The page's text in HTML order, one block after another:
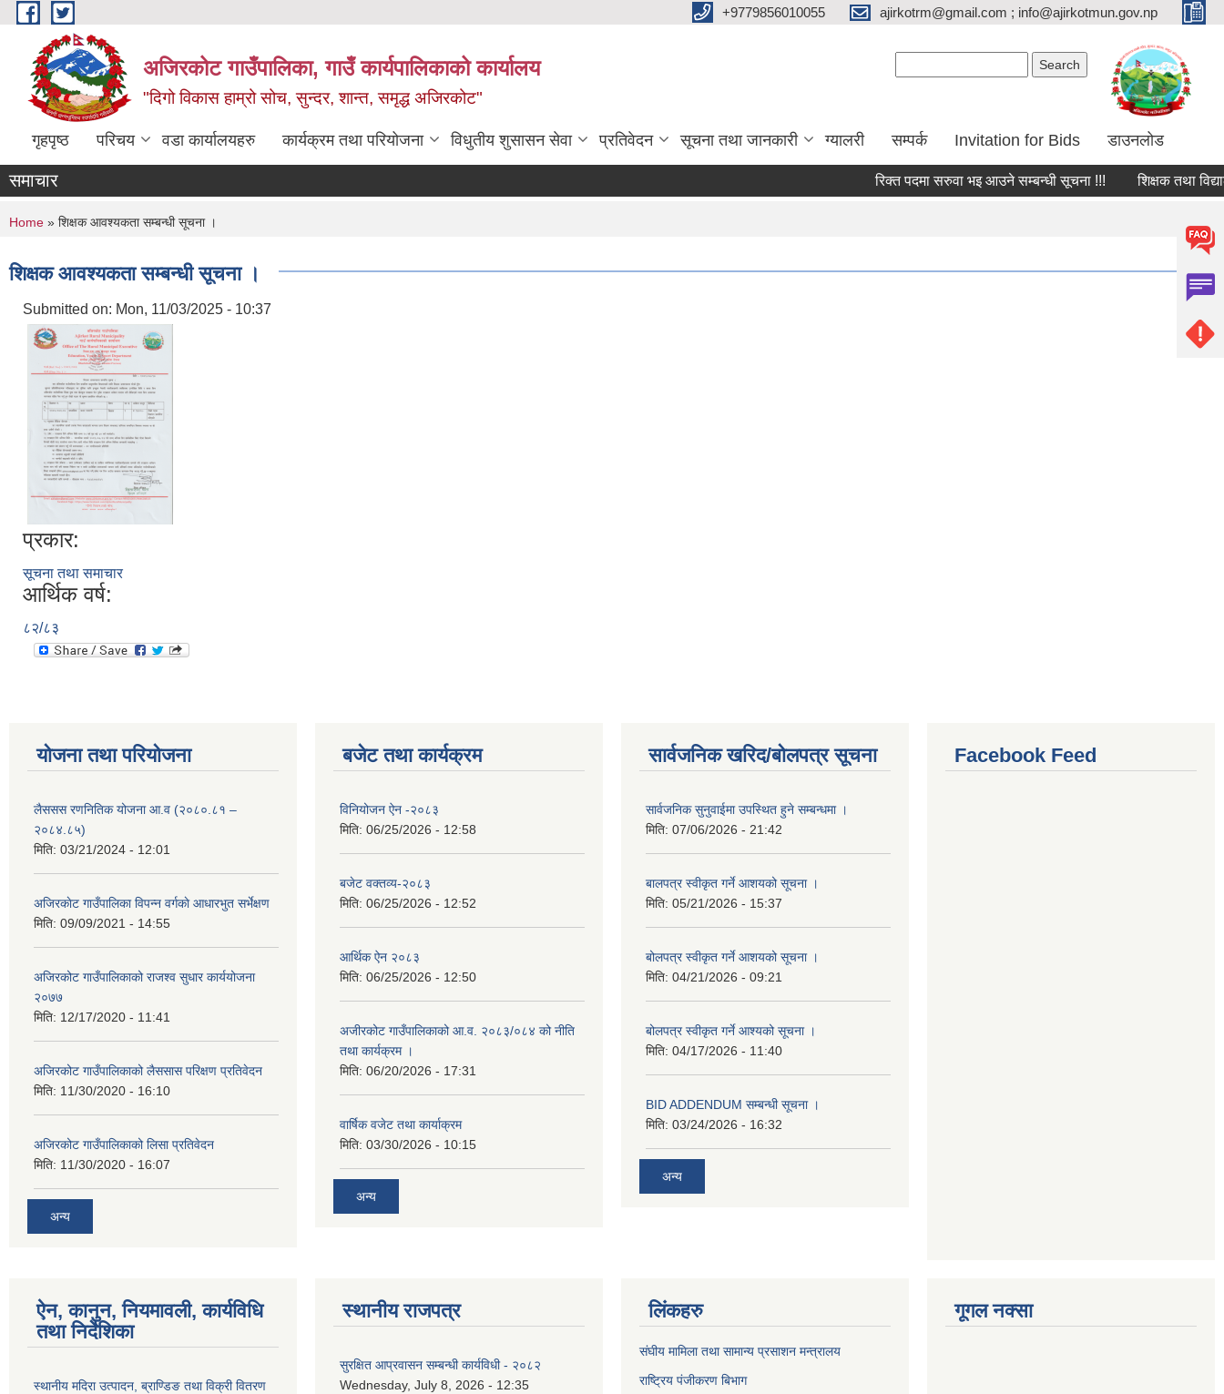
Skip to main content +9779856010055 ajirkotrm@gmail.com ; info@ajirkotmun.gov.np
अजिरकोट गाउँपालिका, गाउँ कार्यपालिकाको कार्यालय
"दिगो विकास हाम्रो सोच, सुन्दर, शान्त, समृद्ध अजिरकोट"
गृहपृष्ठ परिचय वडा कार्यालयहरु कार्यक्रम तथा परियोजना विधुतीय शुसासन सेवा प्रतिवेदन सूचना तथा जानकारी ग्यालरी सम्पर्क Invitation for Bids डाउनलोड
समाचार रिक्त पदमा सरुवा भइ आउने सम्बन्धी सूचना !!! शिक्षक तथा
You are here
Home » शिक्षक आवश्यकता सम्बन्धी सूचना ।
शिक्षक आवश्यकता सम्बन्धी सूचना ।
Submitted on: Mon, 11/03/2025 - 10:37
प्रकार:
सूचना तथा समाचार
आर्थिक वर्ष:
८२/८३
योजना तथा परियोजना
लैससस रणनितिक योजना आ.व (२०८०.८१ –
२०८४.८५)
मिति: 03/21/2024 - 12:01
अजिरकाेट गाउँपालिका विपन्न वर्गकाे आधारभुत सर्भेक्षण
मिति: 09/09/2021 - 14:55
अजिरकोट गाउँपालिकाको राजश्व सुधार कार्ययोजना
२०७७
मिति: 12/17/2020 - 11:41
अजिरकोट गाउँपालिकाको लैससास परिक्षण प्रतिवेदन
मिति: 11/30/2020 - 16:10
अजिरकोट गाउँपालिकाको लिसा प्रतिवेदन
मिति: 11/30/2020 - 16:07
अन्य
बजेट तथा कार्यक्रम
विनियोजन ऐन -२०८३
मिति: 06/25/2026 - 12:58
बजेट वक्तव्य-२०८३
मिति: 06/25/2026 - 12:52
आर्थिक ऐन २०८३
मिति: 06/25/2026 - 12:50
अजीरकोट गाउँपालिकाको आ.व. २०८३/०८४ को नीति
तथा कार्यक्रम ।
मिति: 06/20/2026 - 17:31
वार्षिक वजेट तथा कार्याक्रम
मिति: 03/30/2026 - 10:15
अन्य
सार्वजनिक खरिद/बोलपत्र सूचना
सार्वजनिक सुनुवाईमा उपस्थित हुने सम्बन्धमा ।
मिति: 07/06/2026 - 21:42
बालपत्र स्वीकृत गर्ने आशयको सूचना ।
मिति: 05/21/2026 - 15:37
बोलपत्र स्वीकृत गर्ने आशयको सूचना ।
मिति: 04/21/2026 - 09:21
बोलपत्र स्वीकृत गर्ने आश्यको सूचना ।
मिति: 04/17/2026 - 11:40
BID ADDENDUM सम्बन्धी सूचना ।
मिति: 03/24/2026 - 16:32
अन्य
Facebook Feed
ऐन, कानुन, नियमावली, कार्यविधि
तथा निर्देशिका
स्थानीय मदिरा उत्पादन, ब्राण्डिङ तथा विक्री वितरण
स्थानीय राजपत्र
सुरक्षित आप्रवासन सम्बन्धी कार्यविधी - २०८२
Wednesday, July 8, 2026 - 12:35
लिंकहरु
संघीय मामिला तथा सामान्य प्रसाशन मन्त्रालय
राष्ट्रिय पंजीकरण बिभाग
गूगल नक्सा